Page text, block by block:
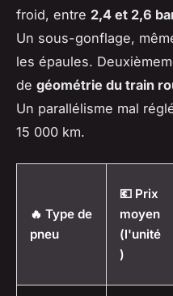
froid, entre 2,4 et 2,6
Un sous-gonflage,
les épaules.
de géométrie du train
Un parallélisme mal
15 000 km.
🔥 Type de
pneu
💶 Prix
moyen
(l'unité
)